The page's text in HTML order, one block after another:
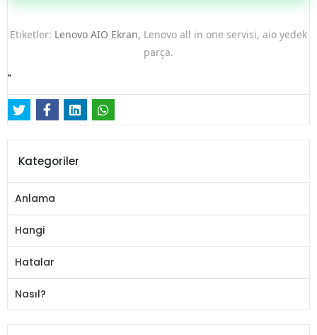
Etiketler: Lenovo AIO Ekran, Lenovo all in one servisi, aio yedek
parça.
"
Kategoriler
Anlama
Hangi
Hatalar
Nasıl?